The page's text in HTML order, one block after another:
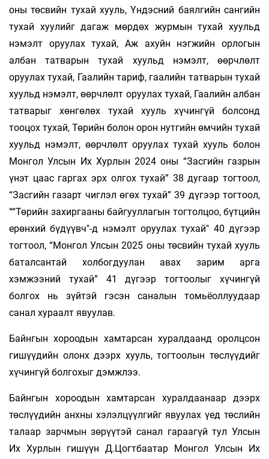
оны төсвийн тухай хууль, Үндэсний баялгийн сангийн
тухай хуулийг дагаж мөрдөх журмын тухай хуульд
нэмэлт оруулах тухай, Аж ахуйн нэгжийн орлогын
албан татварын тухай хуульд нэмэлт, өөрчлөлт
оруулах тухай, Гаалийн тариф, гаалийн татварын тухай
хуульд нэмэлт, өөрчлөлт оруулах тухай, Гаалийн албан
татварыг хөнгөлөх тухай хууль хүчингүй болсонд
тооцох тухай, Төрийн болон орон нутгийн өмчийн тухай
хуульд нэмэлт, өөрчлөлт оруулах тухай хууль болон
Монгол Улсын Их Хурлын 2024 оны “Засгийн газрын
үнэт цаас гаргах эрх олгох тухай” 38 дугаар тогтоол,
“Засгийн газарт чиглэл өгөх тухай” 39 дүгээр тогтоол,
““Төрийн захиргааны байгууллагын тогтолцоо, бүтцийн
ерөнхий бүдүүвч"-д нэмэлт оруулах тухай" 40 дүгээр
тогтоол, “Монгол Улсын 2025 оны төсвийн тухай хууль
баталсантай холбогдуулан авах зарим арга
хэмжээний тухай” 41 дүгээр тогтоолыг хүчингүй
болгох нь зүйтэй гэсэн саналын томьёоллуудаар
санал хураалт явуулав.
Байнгын хороодын хамтарсан хуралдаанд оролцсон
гишүүдийн олонх дээрх хууль, тогтоолын төслүүдийг
хүчингүй болгохыг дэмжлээ.
Байнгын хороодын хамтарсан хуралдаанаар дээрх
төслүүдийн анхны хэлэлцүүлгийг явуулах үед төслийн
талаар зарчмын зөрүүтэй санал гараагүй тул Улсын
Их Хурлын гишүүн Д.Цогтбаатар Монгол Улсын Их